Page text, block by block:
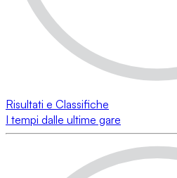
Risultati e Classifiche
I tempi dalle ultime gare